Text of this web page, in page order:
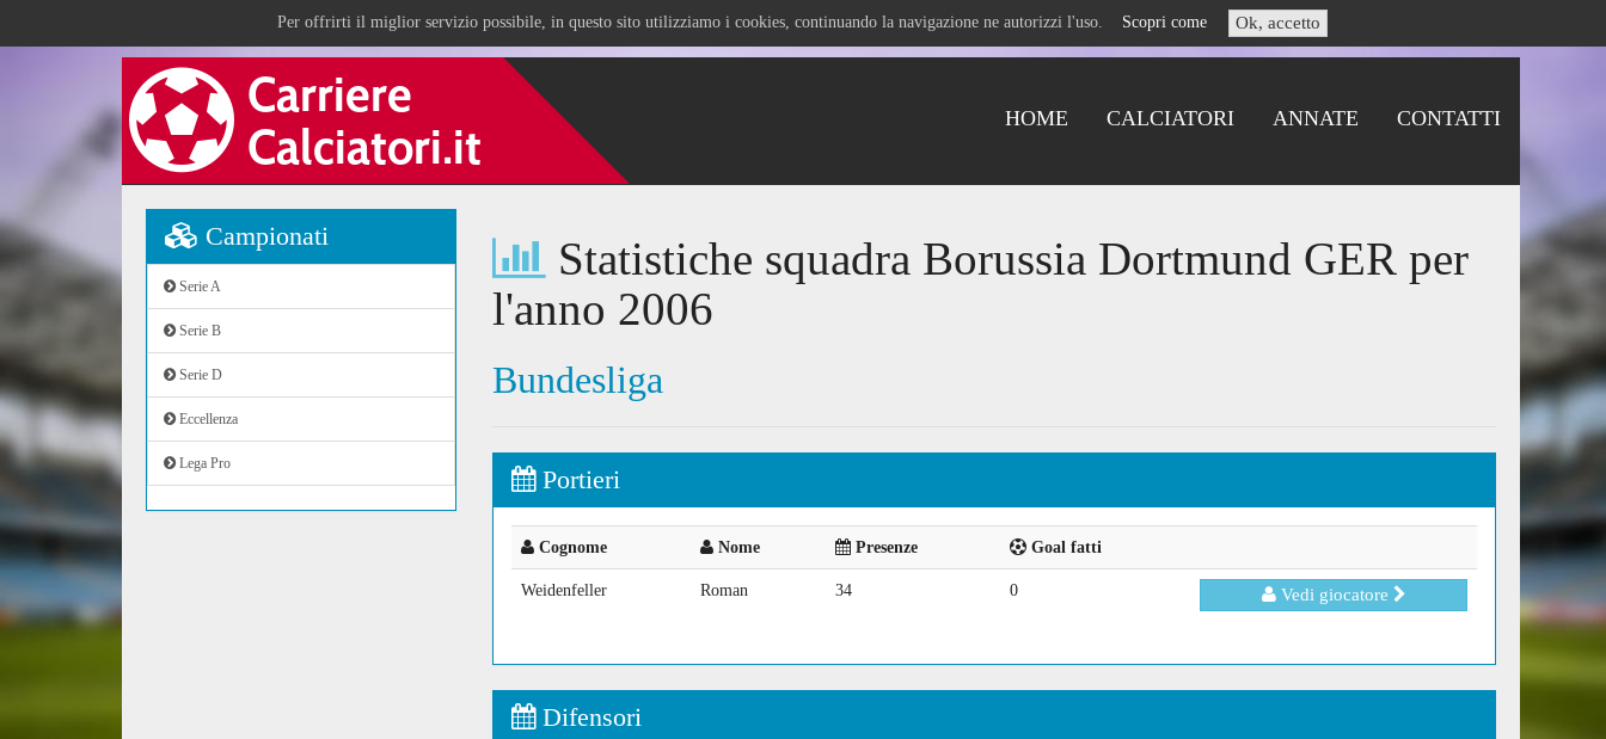
Per offrirti il miglior servizio possibile, in questo sito utilizziamo i cookies, continuando la navigazione ne autorizzi l'uso. Scopri come Ok, accetto
HOME CALCIATORI ANNATE CONTATTI
Campionati
Serie A
Serie B
Serie D
Eccellenza
Lega Pro
Statistiche squadra Borussia Dortmund GER per
l'anno 2006
Bundesliga
Portieri
Cognome Nome Presenze Goal fatti
Weidenfeller Roman 34 0 Vedi giocatore
Difensori